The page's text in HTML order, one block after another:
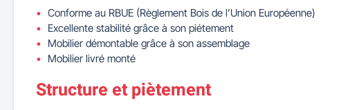
Conforme au RBUE (Règlement Bois de l’Union Européenne)
Excellente stabilité grâce à son piétement
Mobilier démontable grâce à son assemblage
Mobilier livré monté
Structure et piètement